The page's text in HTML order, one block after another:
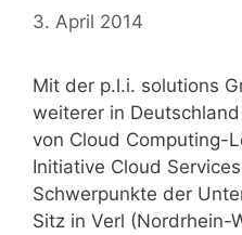
3. April 2014
Mit der p.l.i. solutions
weiterer in
von Cloud Computing-
Initiative Cloud
Schwerpunkte der
Sitz in Verl (Nordrhein-